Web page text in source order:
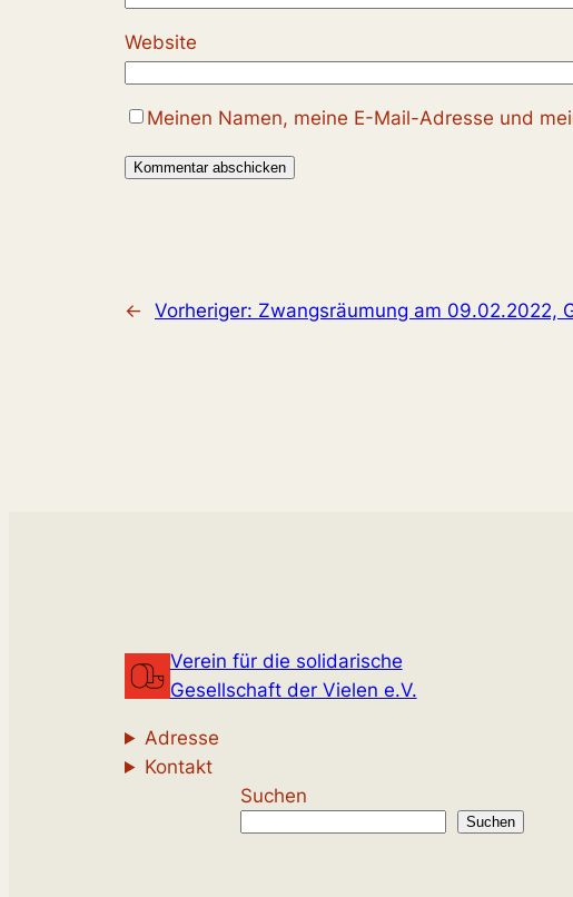
Website
Meinen Namen, meine E-Mail-Adresse und
← Vorheriger: Zwangsräumung am 09.02.2022,
Verein für die solidarische
Gesellschaft der Vielen e.V.
Adresse
Kontakt
Suchen
Suchen